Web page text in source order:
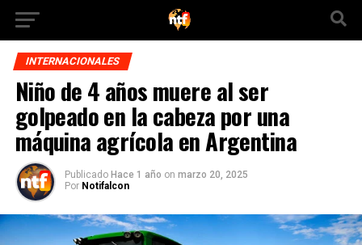
INTERNACIONALES
Niño de 4 años muere al ser
golpeado en la cabeza por una
máquina agrícola en Argentina
Publicado Hace 1 año on marzo 20, 2025
Por Notifalcon